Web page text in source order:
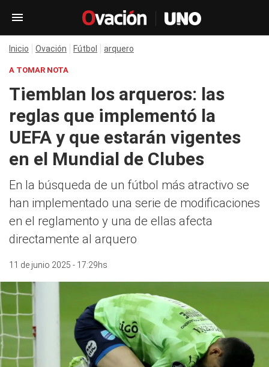
Inicio Ovación Fútbol arquero
A TOMAR NOTA
Tiemblan los arqueros: las
reglas que implementó la
UEFA y que estarán vigentes
en el Mundial de Clubes
En la búsqueda de un fútbol más atractivo se
han implementado una serie de modificaciones
en el reglamento y una de ellas afecta
directamente al arquero
11 de junio 2025 - 17:29hs